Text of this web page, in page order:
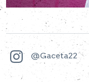
@Gaceta22